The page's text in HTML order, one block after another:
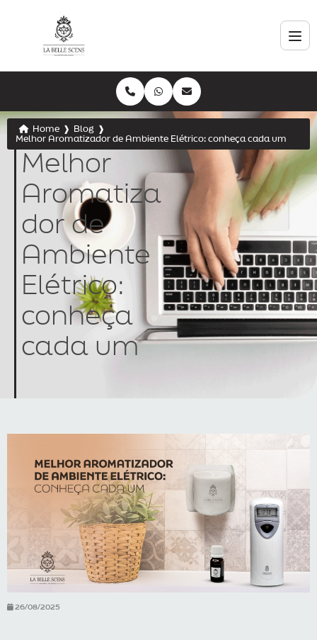
Home ❱ Blog
❱
Melhor Aromatizador de Ambiente Elétrico: conheça cada um
Melhor
Aromatiza
dor de
Ambiente
Elétrico:
conheça
cada um
26/08/2025